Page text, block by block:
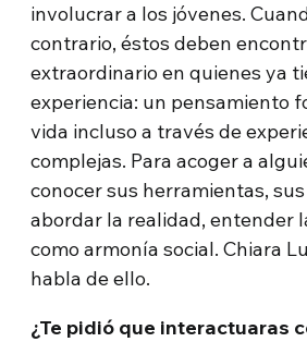
involucrar a los jóvenes.
contrario, éstos deben
extraordinario en quienes ya
experiencia: un pensamiento
vida incluso a través de
complejas. Para acoger a
conocer sus herramientas,
abordar la realidad, entender
como armonía social. Chiara
habla de ello.
¿Te pidió que interactuaras